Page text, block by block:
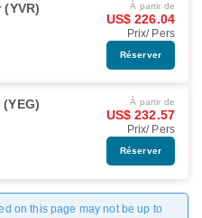
À partir de
US$ 226.04
Prix/ Pers
Réserver
À partir de
US$ 232.57
Prix/ Pers
Réserver
on this page may not be up to